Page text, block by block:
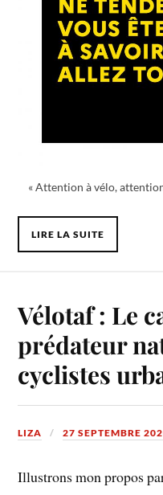
« Attention à vélo,
LIRE LA SUITE
Vélotaf : Le
prédateur
cyclistes
LIZA 27 SEPTEMBRE
Illustrons mon propos